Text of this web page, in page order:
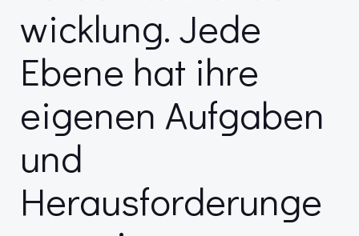
wicklung. Jede
Ebene hat ihre
eigenen Aufgaben
und
Herausforderunge